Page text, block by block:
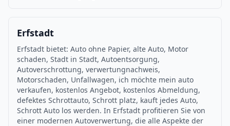
Erfstadt
Erfstadt bietet: Auto ohne Papier, alte Auto, Motor
schaden, Stadt in Stadt, Autoentsorgung,
Autoverschrottung, verwertungnachweis,
Motorschaden, Unfallwagen, ich möchte mein auto
verkaufen, kostenlos Angebot, kostenlos Abmeldung,
defektes Schrottauto, Schrott platz, kauft jedes Auto,
Schrott Auto los werden. In Erfstadt profitieren Sie von
einer modernen Autoverwertung, die alle Aspekte der